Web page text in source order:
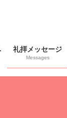
礼拝メッセージ
Messages